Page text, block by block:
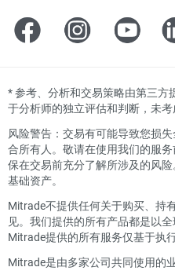
*参考、分析和交易策略由第三方
于分析师的独立评估和判断，未
风险警告：交易有可能导致您损
合所有人。敬请在使用我们的服
保在交易前充分了解所涉及的风
基础资产。
Mitrade不提供任何关于购买、持
见。我们提供的所有产品都是以
Mitrade提供的所有服务仅基于执
Mitrade是由多家公司共同使用的